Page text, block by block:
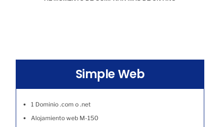
Simple Web
1 Dominio .com o .net
Alojamiento web M-150